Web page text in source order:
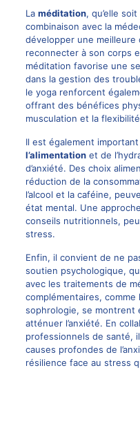
La méditation, qu’elle
combinaison avec la
développer une meilleure
reconnecter à son corps
méditation favorise une
dans la gestion des
le yoga renforcent
offrant des bénéfices
musculation et la
Il est également
l’alimentationet de
d’anxiété. Des choix
réduction de la
l’alcool et la caféine,
état mental. Une
conseils nutritionnels,
stress.
Enfin, il convient de ne
soutien psychologique,
avec les traitements de
complémentaires, comme
sophrologie, se montrent
atténuer l’anxiété. En
professionnels de santé,
causes profondes de
résilience face au stress